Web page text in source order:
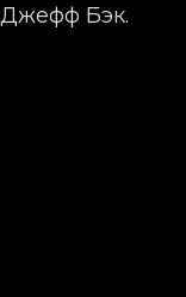
Джефф Бэк.